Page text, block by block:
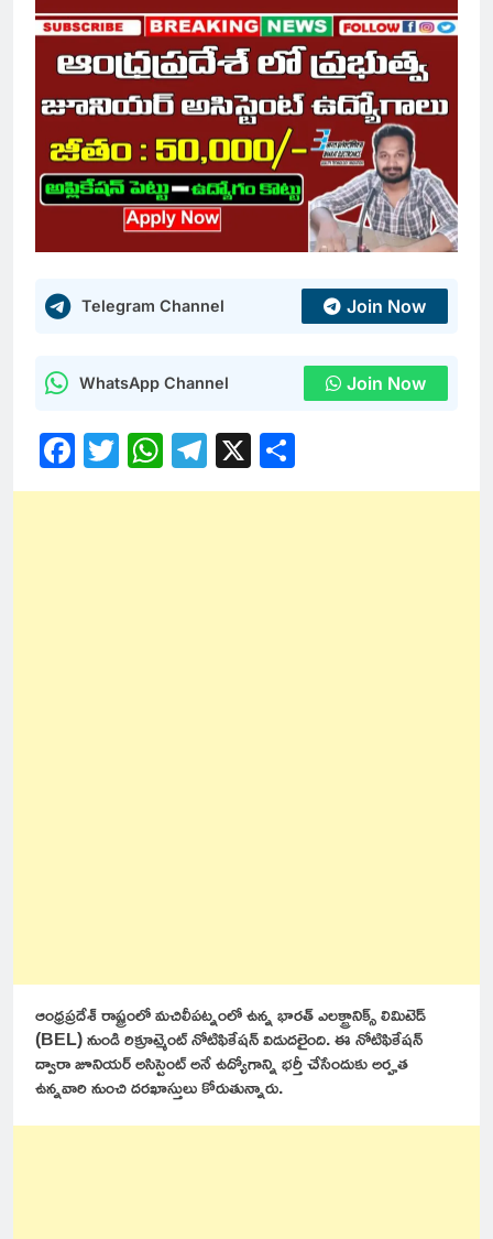
Telegram Channel Join Now
WhatsApp Channel Join Now
Facebook
Twitter
WhatsApp
Telegram
X
ఆంధ్రప్రదేశ్ రాష్ట్రంలో మచిలీపట్నంలో ఉన్న భారత్ ఎలక్ట్రానిక్స్ లిమిటెడ్
(BEL) నుండి రిక్రూట్మెంట్ నోటిఫికేషన్ విడుదలైంది. ఈ నోటిఫికేషన్
ద్వారా జూనియర్ అసిస్టెంట్ అనే ఉద్యోగాన్ని భర్తీ చేసేందుకు అర్హత
ఉన్నవారి నుంచి దరఖాస్తులు కోరుతున్నారు.